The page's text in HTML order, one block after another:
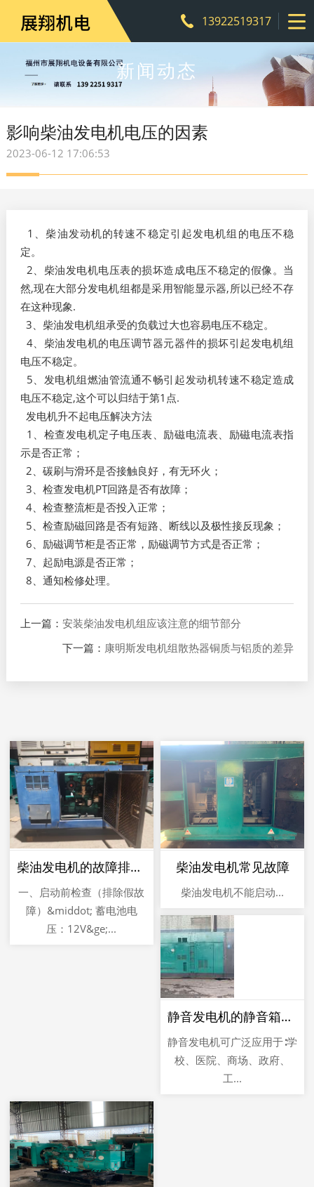
13922519317
新闻动态
影响柴油发电机电压的因素
2023-06-12 17:06:53
1、柴油发动机的转速不稳定引起发电机组的电压不稳
定。
2、柴油发电机电压表的损坏造成电压不稳定的假像。当
然,现在大部分发电机组都是采用智能显示器,所以已经不存
在这种现象.
3、柴油发电机组承受的负载过大也容易电压不稳定。
4、柴油发电机的电压调节器元器件的损坏引起发电机组
电压不稳定。
5、发电机组燃油管流通不畅引起发动机转速不稳定造成
电压不稳定,这个可以归结于第1点.
发电机升不起电压解决方法
1、检查发电机定子电压表、励磁电流表、励磁电流表指
示是否正常；
2、碳刷与滑环是否接触良好，有无环火；
3、检查发电机PT回路是否有故障；
4、检查整流柜是否投入正常；
5、检查励磁回路是否有短路、断线以及极性接反现象；
6、励磁调节柜是否正常，励磁调节方式是否正常；
7、起励电源是否正常；
8、通知检修处理。
上一篇： 安装柴油发电机组应该注意的细节部分
下一篇： 康明斯发电机组散热器铜质与铝质的差异
柴油发电机的故障排查与应急
一、启动前检查（排除假故
障）&middot; 蓄电池电
压：12V&ge;...
柴油发电机常见故障
柴油发电机不能启动...
静音发电机的静音箱的说明
静音发电机可广泛应用于∶学
校、医院、商场、政府、
工...